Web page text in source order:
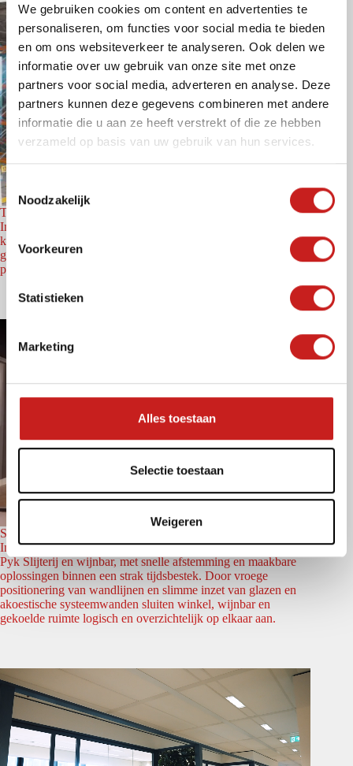
We gebruiken cookies om content en advertenties te
personaliseren, om functies voor social media te bieden
en om ons websiteverkeer te analyseren. Ook delen we
informatie over uw gebruik van onze site met onze
partners voor social media, adverteren en analyse. Deze
partners kunnen deze gegevens combineren met andere
informatie die u aan ze heeft verstrekt of die ze hebben
verzameld op basis van uw gebruik van hun services.
T
o
e
s
t
m
c
t
i
e
Noodzakelijk
Voorkeuren
Statistieken
Marketing
Alles toestaan
Selectie toestaan
Weigeren
TGN Fritom Zwolle Hessenpoort
Intermontage realiseerde voor Fritom een moderne
kantooromgeving met systeemwanden en maatwerkinterieur,
gericht op een functionele indeling met transparantie en
prettige werkplekken.
Slyterij Pyk Deventer
Intermontage realiseerde de wanden voor de inrichting van
Pyk Slijterij en wijnbar, met snelle afstemming en maakbare
oplossingen binnen een strak tijdsbestek. Door vroege
positionering van wandlijnen en slimme inzet van glazen en
akoestische systeemwanden sluiten winkel, wijnbar en
gekoelde ruimte logisch en overzichtelijk op elkaar aan.